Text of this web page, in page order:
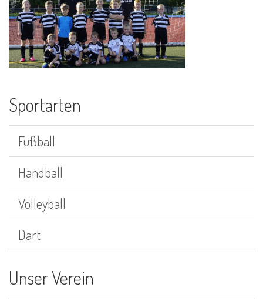
Sportarten
Fußball
Handball
Volleyball
Dart
Unser Verein